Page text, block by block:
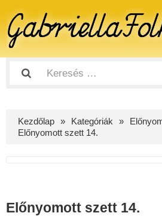
Kezdőlap Kategóriák
Előnyomott szett 14.
Előnyomott szett 14.